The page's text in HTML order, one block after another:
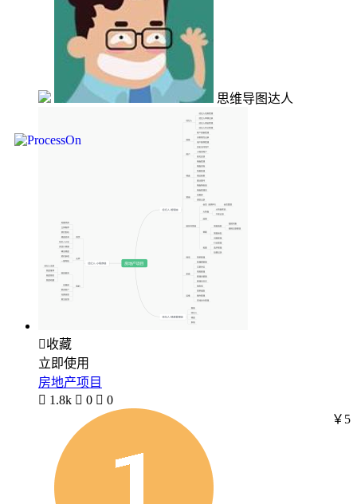
思维导图达人
收藏
立即使用
房地产项目
 1.8k  0  0
￥5